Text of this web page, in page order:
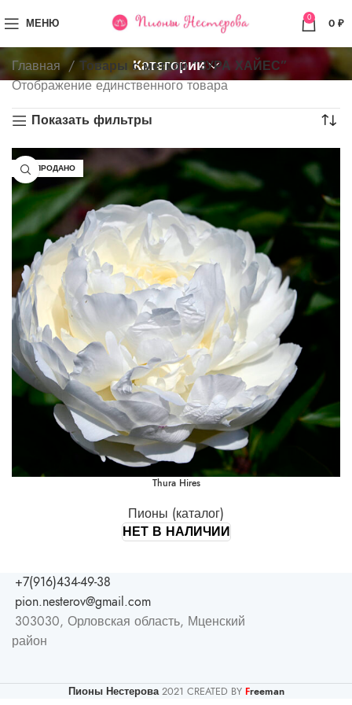
МЕНЮ 0 0 ₽
Категории
Главная
Товары с меткой “ЗУРА ХАЙЕС”
Отображение единственного товара
Показать фильтры
РАСПРОДАНО
Thura Hires
Пионы (каталог)
НЕТ В НАЛИЧИИ
+7(916)434-49-38
pion.nesterov@gmail.com
303030, Орловская область, Мценский
район
Пионы Нестерова 2021 CREATED BY Freeman